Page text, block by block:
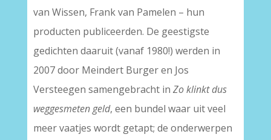
van Wissen, Frank van Pamelen – hun
producten publiceerden. De geestigste
gedichten daaruit (vanaf 1980!) werden in
2007 door Meindert Burger en Jos
Versteegen samengebracht in Zo klinkt dus
weggesmeten geld, een bundel waar uit veel
meer vaatjes wordt getapt; de onderwerpen